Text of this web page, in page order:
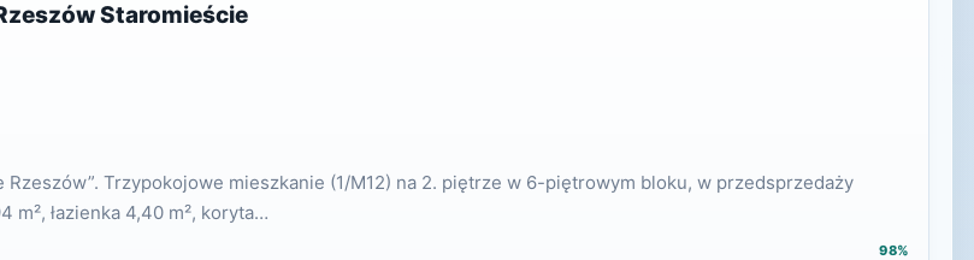
Staromieście
Trzypokojowe mieszkanie (1/M12) na 2. piętrze w 6-piętrowym bloku, w przedsprzedaży
m², łazienka 4,40 m², koryta…
98%